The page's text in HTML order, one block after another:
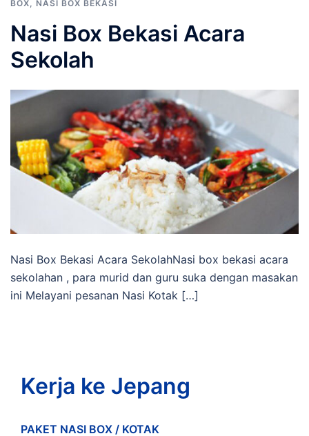
BOX, NASI BOX BEKASI
Nasi Box Bekasi Acara
Sekolah
Nasi Box Bekasi Acara SekolahNasi box bekasi acara
sekolahan , para murid dan guru suka dengan masakan
ini Melayani pesanan Nasi Kotak […]
Kerja ke Jepang
PAKET NASI BOX / KOTAK